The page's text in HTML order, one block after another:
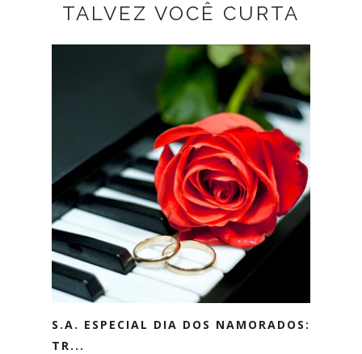
TALVEZ VOCÊ CURTA
S.A. ESPECIAL DIA DOS NAMORADOS:
TR...